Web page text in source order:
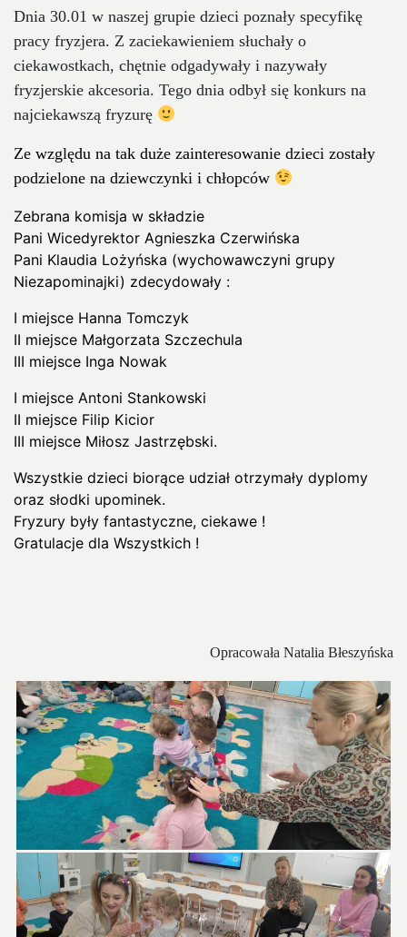
Dnia 30.01 w naszej grupie dzieci poznały specyfikę
pracy fryzjera. Z zaciekawieniem słuchały o
ciekawostkach, chętnie odgadywały i nazywały
fryzjerskie akcesoria. Tego dnia odbył się konkurs na
najciekawszą fryzurę
Ze względu na tak duże zainteresowanie dzieci zostały
podzielone na dziewczynki i chłopców
Zebrana komisja w składzie
Pani Wicedyrektor Agnieszka Czerwińska
Pani Klaudia Lożyńska (wychowawczyni grupy
Niezapominajki) zdecydowały :
I miejsce Hanna Tomczyk
II miejsce Małgorzata Szczechula
III miejsce Inga Nowak
I miejsce Antoni Stankowski
II miejsce Filip Kicior
III miejsce Miłosz Jastrzębski.
Wszystkie dzieci biorące udział otrzymały dyplomy
oraz słodki upominek.
Fryzury były fantastyczne, ciekawe !
Gratulacje dla Wszystkich !
Opracowała Natalia Błeszyńska